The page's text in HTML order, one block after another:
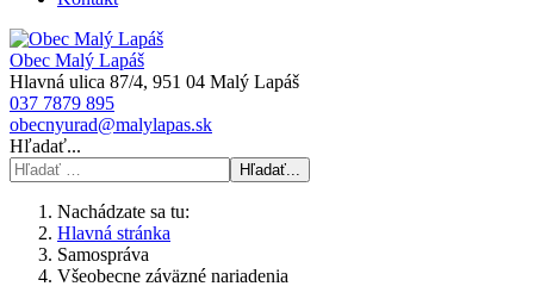
Obec Malý Lapáš
Hlavná ulica 87/4, 951 04 Malý Lapáš
037 7879 895
obecnyurad@malylapas.sk
Hľadať...
Hľadať...
Nachádzate sa tu:
Hlavná stránka
Samospráva
Všeobecne záväzné nariadenia